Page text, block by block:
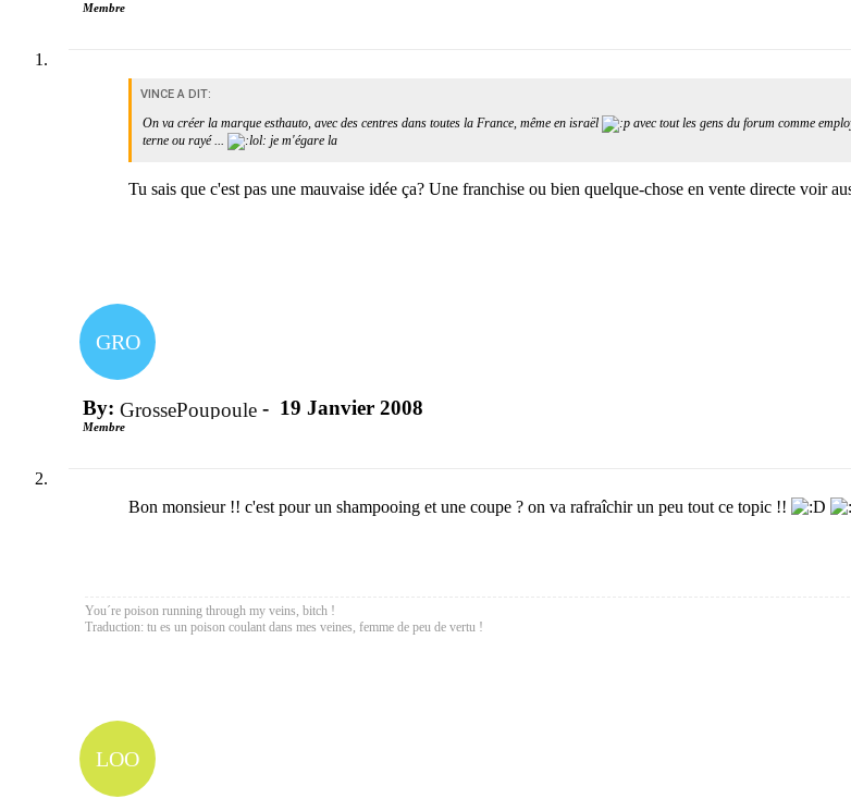
Membre
VINCE A DIT:
On va créer la marque esthauto, avec des centres dans toutes la France, même en israël
avec tout les gens du forum comme
terne ou rayé ...
je m'égare la
Tu sais que c'est pas une mauvaise idée ça? Une franchise ou bien quelque-chose en vente directe voir
GRO
By: GrossePoupoule - 19 Janvier 2008
Membre
Bon monsieur !! c'est pour un shampooing et une coupe ? on va rafraîchir un peu tout ce topic !!
You´re poison running through my veins, bitch !
Traduction: tu es un poison coulant dans mes veines, femme de peu de vertu !
LOO